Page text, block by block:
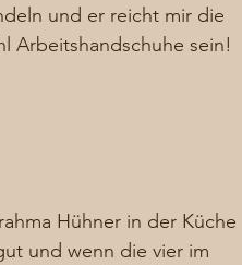
und er reicht mir die
Arbeitshandschuhe sein!
Hühner in der Küche
und wenn die vier im